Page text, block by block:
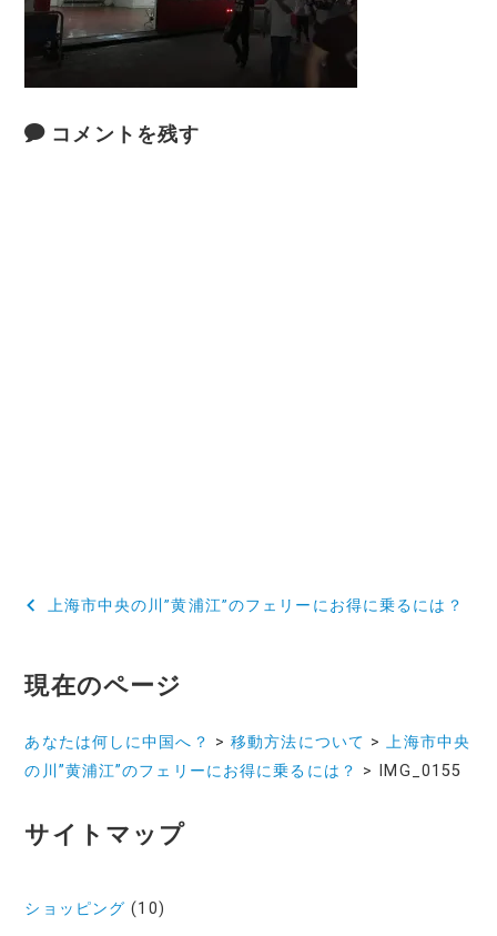
コメントを残す
投
ナ
ゲ
シ
ン
上海市中央の川”黄浦江”のフェリーにお得に乗るには？
現在のページ
あなたは何しに中国へ？ >移動方法について >上海市中央
の川”黄浦江”のフェリーにお得に乗るには？ > IMG_0155
サイトマップ
ショッピング (10)